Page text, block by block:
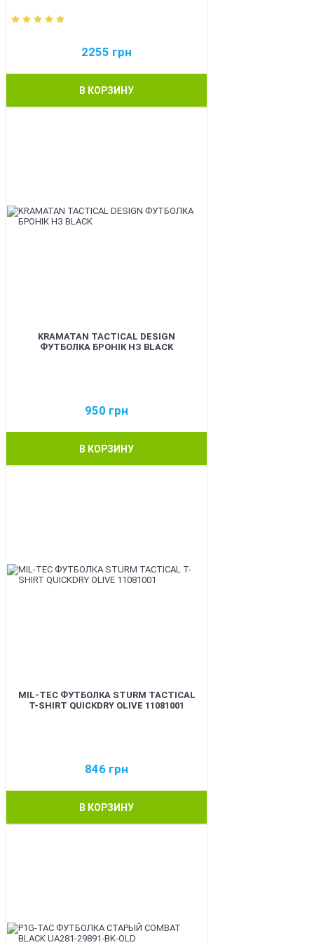
2255 грн
В КОРЗИНУ
KRAMATAN TACTICAL DESIGN
ФУТБОЛКА БРОНІК НЗ BLACK
950 грн
В КОРЗИНУ
MIL-TEC ФУТБОЛКА STURM TACTICAL
T-SHIRT QUICKDRY OLIVE 11081001
846 грн
В КОРЗИНУ